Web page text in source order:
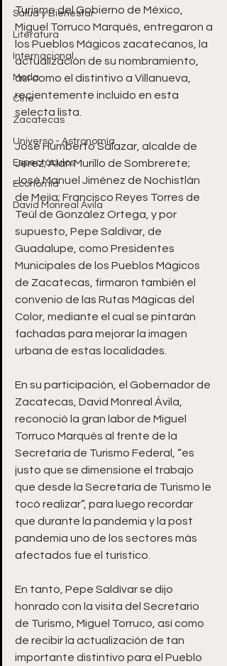
Salud y Bienestar
Literatura
Internacional
Moda
Cine
Zacatecas
Universo - Astronomía
Espectáculos
Economía
David Monreal Ávila
Turismo del Gobierno de México,
Miguel Torruco Marqués, entregaron a
los Pueblos Mágicos zacatecanos, la
actualización de su nombramiento,
así como el distintivo a Villanueva,
recientemente incluido en esta
selecta lista.
José Humberto Salazar, alcalde de
Jerez; Alan Murillo de Sombrerete;
José Manuel Jiménez de Nochistlán
de Mejía; Francisco Reyes Torres de
Teúl de González Ortega, y por
supuesto, Pepe Saldívar, de
Guadalupe, como Presidentes
Municipales de los Pueblos Mágicos
de Zacatecas, firmaron también el
convenio de las Rutas Mágicas del
Color, mediante el cual se pintarán
fachadas para mejorar la imagen
urbana de estas localidades.
En su participación, el Gobernador de
Zacatecas, David Monreal Ávila,
reconoció la gran labor de Miguel
Torruco Marqués al frente de la
Secretaría de Turismo Federal, “es
justo que se dimensione el trabajo
que desde la Secretaría de Turismo le
tocó realizar”, para luego recordar
que durante la pandemia y la post
pandemia uno de los sectores más
afectados fue el turístico.
En tanto, Pepe Saldívar se dijo
honrado con la visita del Secretario
de Turismo, Miguel Torruco, así como
de recibir la actualización de tan
importante distintivo para el Pueblo